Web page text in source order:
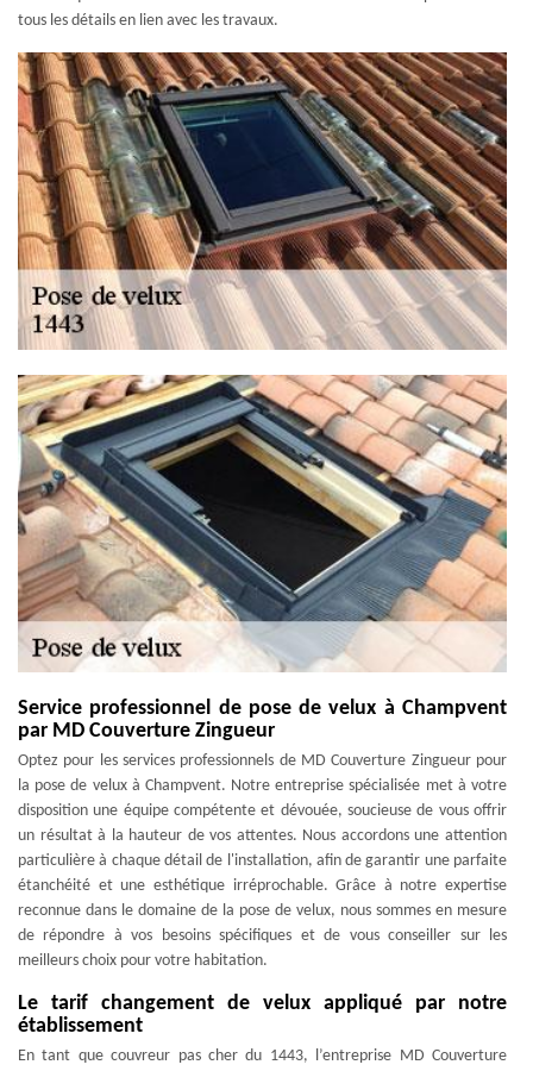
tous les détails en lien avec les travaux.
Service professionnel de pose de velux à Champvent
par MD Couverture Zingueur
Optez pour les services professionnels de MD Couverture Zingueur pour
la pose de velux à Champvent. Notre entreprise spécialisée met à votre
disposition une équipe compétente et dévouée, soucieuse de vous offrir
un résultat à la hauteur de vos attentes. Nous accordons une attention
particulière à chaque détail de l'installation, afin de garantir une parfaite
étanchéité et une esthétique irréprochable. Grâce à notre expertise
reconnue dans le domaine de la pose de velux, nous sommes en mesure
de répondre à vos besoins spécifiques et de vous conseiller sur les
meilleurs choix pour votre habitation.
Le tarif changement de velux appliqué par notre
établissement
En tant que couvreur pas cher du 1443, l’entreprise MD Couverture